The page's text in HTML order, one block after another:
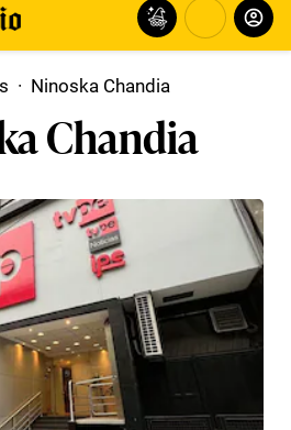
· Ninoska Chandia
Chandia